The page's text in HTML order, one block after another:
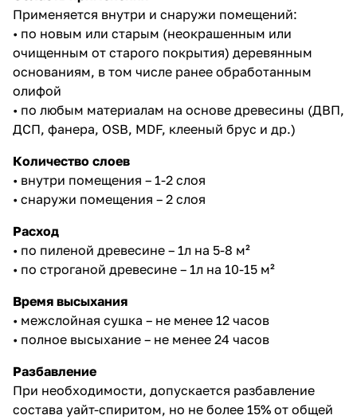
Применяется внутри и снаружи помещений:
• по новым или старым (неокрашенным или
очищенным от старого покрытия) деревянным
основаниям, в том числе ранее обработанным
олифой
• по любым материалам на основе древесины (ДВП,
ДСП, фанера, OSB, MDF, клееный брус и др.)
Количество слоев
• внутри помещения – 1-2 слоя
• снаружи помещения – 2 слоя
Расход
• по пиленой древесине – 1л на 5-8 м²
• по строганой древесине – 1л на 10-15 м²
Время высыхания
• межслойная сушка – не менее 12 часов
• полное высыхание – не менее 24 часов
Разбавление
При необходимости, допускается разбавление
состава уайт-спиритом, но не более 15% от общей